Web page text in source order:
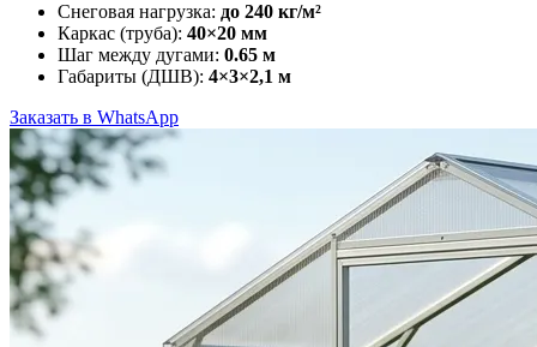
Снеговая нагрузка: до 240 кг/м²
Каркас (труба): 40×20 мм
Шаг между дугами: 0.65 м
Габариты (ДШВ): 4×3×2,1 м
Заказать в WhatsApp